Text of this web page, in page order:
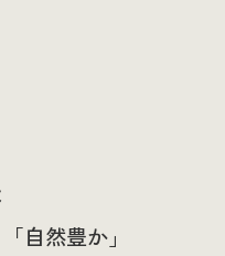
自然豊か」